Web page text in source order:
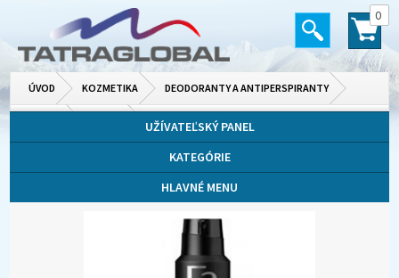
0
ÚVOD KOZMETIKA DEODORANTY A ANTIPERSPIRANTY
UŽÍVATEĽSKÝ PANEL
KATEGÓRIE
HLAVNÉ MENU